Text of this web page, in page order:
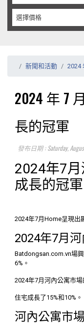
選擇價格
新聞和活動 2024
2024 年 7
長的冠軍
發布日期 : Saturday,
2024年7
成長的冠軍
2024年7月Home呈現出
2024年7月
Batdongsan.com.vn場
6%。
2024年7月河內公寓市
住宅成長了15%和10%。
河內公寓市